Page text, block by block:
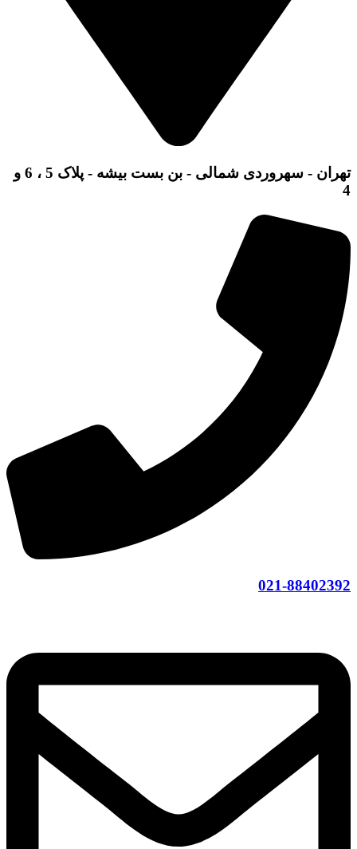
تهران - سهروردی شمالی - بن بست بیشه - پلاک 5 ، 6 و
4
021-88402392